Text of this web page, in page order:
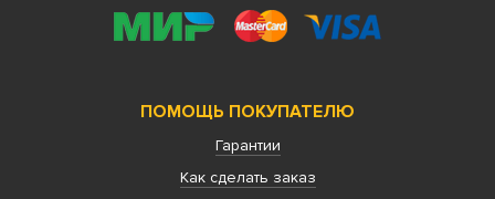
ПОМОЩЬ ПОКУПАТЕЛЮ
Гарантии
Как сделать заказ